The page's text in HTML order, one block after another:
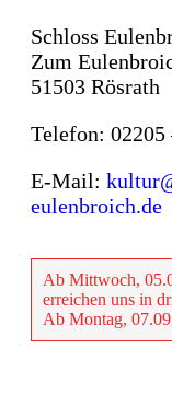
der
Schloss
Zum
51503 Rösrath
Telefon: 02205
E-Mail:
eulenbroich.de
Ab Mittwoch,
erreichen uns in
Ab Montag,